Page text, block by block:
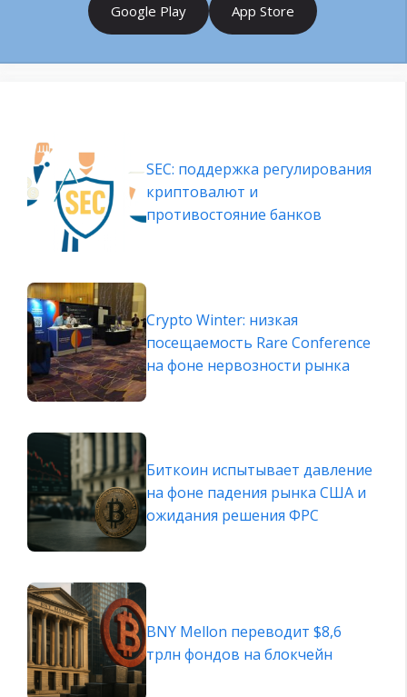
Google Play App Store
SEC: поддержка регулирования
криптовалют и
противостояние банков
Crypto Winter: низкая
посещаемость Rare Conference
на фоне нервозности рынка
Биткоин испытывает давление
на фоне падения рынка США и
ожидания решения ФРС
BNY Mellon переводит $8,6
трлн фондов на блокчейн